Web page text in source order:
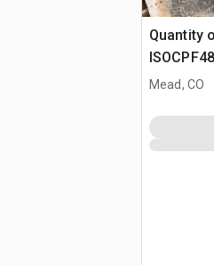
Quantity
6600 lb
Mead, CO